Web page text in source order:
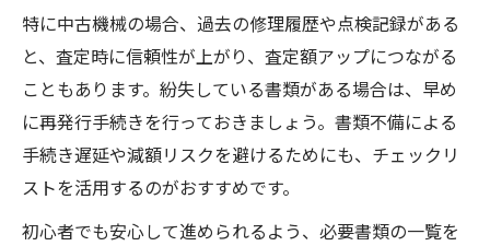
特に中古機械の場合、過去の修理履歴や点検記録がある
と、査定時に信頼性が上がり、査定額アップにつながる
こともあります。紛失している書類がある場合は、早め
に再発行手続きを行っておきましょう。書類不備による
手続き遅延や減額リスクを避けるためにも、チェックリ
ストを活用するのがおすすめです。
初心者でも安心して進められるよう、必要書類の一覧を